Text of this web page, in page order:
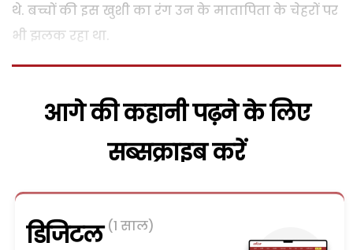
थे. बच्चों की इस खुशी का रंग उन के मातापिता के चेहरों पर
भी झलक रहा था.
आगे की कहानी पढ़ने के लिए
सब्सक्राइब करें
डिजिटल (1 साल)